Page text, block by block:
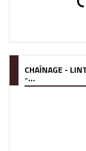
CHAÎNAGE -
-...